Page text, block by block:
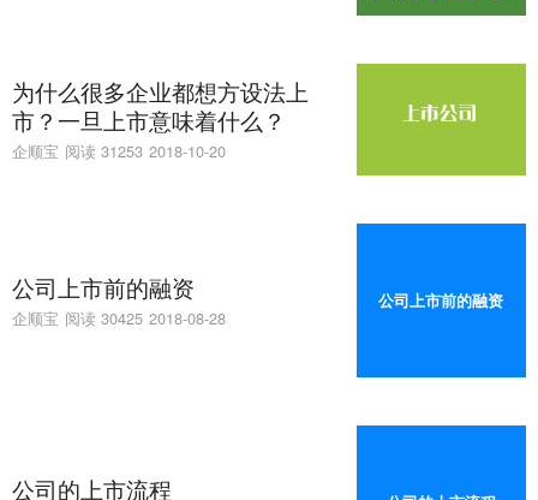
为什么很多企业都想方设法上
市？一旦上市意味着什么？
企顺宝 阅读 31253 2018-10-20
公司上市前的融资
企顺宝 阅读 30425 2018-08-28
公司上市前的融资
公司的上市流程